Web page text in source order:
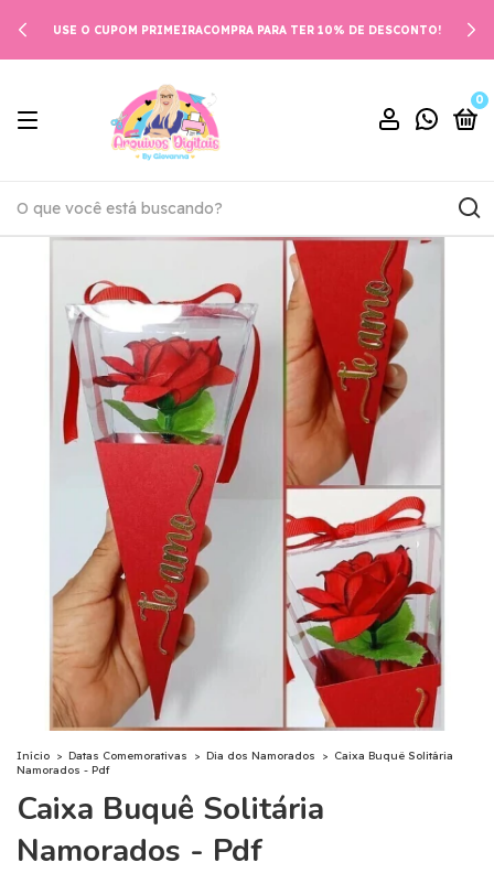
USE O CUPOM PRIMEIRACOMPRA PARA TER 10% DE DESCONTO!
0
Início > Datas Comemorativas > Dia dos Namorados > Caixa Buquê Solitária
Namorados - Pdf
Caixa Buquê Solitária
Namorados - Pdf